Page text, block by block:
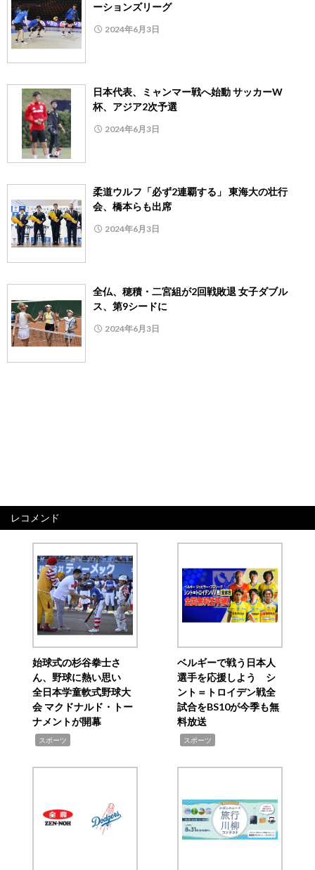
ーションズリーグ
2024年6月3日
日本代表、ミャンマー戦へ始動 サッカーW
杯、アジア2次予選
2024年6月3日
柔道ウルフ「必ず2連覇する」 東海大の壮行
会、橋本らも出席
2024年6月3日
全仏、穂積・二宮組が2回戦敗退 女子ダブル
ス、第9シードに
2024年6月3日
レコメンド
始球式の杉谷拳士さ
ん、野球に熱い思い
全日本学童軟式野球大
会 マクドナルド・トー
ナメントが開幕
スポーツ
ベルギーで戦う日本人
選手を応援しよう シ
ント＝トロイデン戦全
試合をBS10が今季も無
料放送
スポーツ